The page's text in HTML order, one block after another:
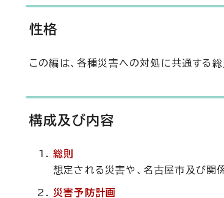
性格
この編は、各種災害への対処に共通する
構成及び内容
総則
想定される災害や、名古屋市及び関
災害予防計画